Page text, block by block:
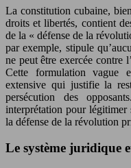
La constitution cubaine,
droits et libertés, contient
de la « défense de la
par exemple, stipule
ne peut être exercée contre
Cette formulation vague
extensive qui justifie la
persécution des
interprétation pour légitimer
la défense de la révolution
Le système juridique